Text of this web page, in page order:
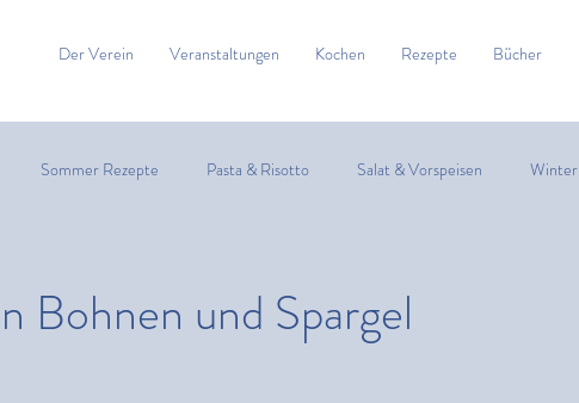
Der Verein Veranstaltungen Kochen Rezepte Bücher
Sommer Rezepte Pasta & Risotto Salat & Vorspeisen
Bohnen und Spargel